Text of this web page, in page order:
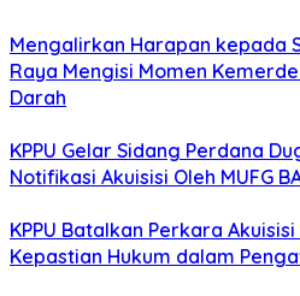
Mengalirkan Harapan kepada
Raya Mengisi Momen
Darah
KPPU Gelar Sidang Perdana
Notifikasi Akuisisi Oleh MUFG
KPPU Batalkan Perkara
Kepastian Hukum dalam